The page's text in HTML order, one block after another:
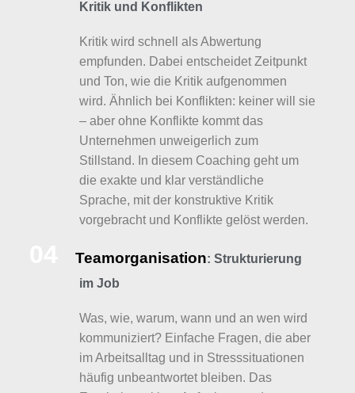
Kritik und Konflikten
Kritik wird schnell als Abwertung
empfunden. Dabei entscheidet Zeitpunkt
und Ton, wie die Kritik aufgenommen
wird. Ähnlich bei Konflikten: keiner will sie
– aber ohne Konflikte kommt das
Unternehmen unweigerlich zum
Stillstand. In diesem Coaching geht um
die exakte und klar verständliche
Sprache, mit der konstruktive Kritik
vorgebracht und Konflikte gelöst werden.
Teamorganisation: Strukturierung
im Job
Was, wie, warum, wann und an wen wird
kommuniziert? Einfache Fragen, die aber
im Arbeitsalltag und in Stresssituationen
häufig unbeantwortet bleiben. Das